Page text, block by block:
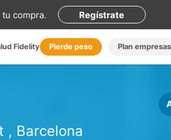
tu compra. Regístrate
Fidelity Pierde peso Plan empresas
, Barcelona